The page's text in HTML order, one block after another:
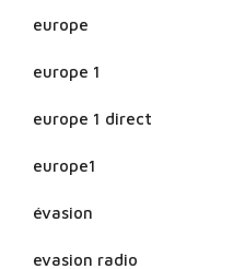
europe
europe 1
europe 1 direct
europe1
évasion
evasion radio